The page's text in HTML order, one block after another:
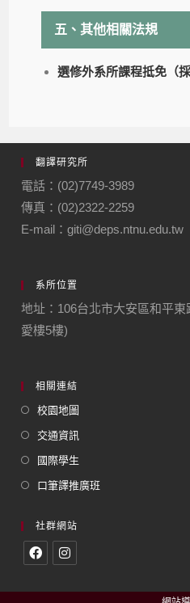
五、其他相關法規
選修外系所課程抵免（
翻譯研究所
電話：(02)7749-3989
傳真：(02)2322-2259
E-mail：giti@deps.ntnu.edu.tw
系所位置
地址：106台北市大安區和平
愛樓5樓)
相關連結
校園地圖
交通資訊
國際學生
口筆譯推廣班
社群網站